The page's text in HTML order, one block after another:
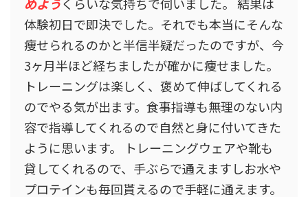
めようくらいな気持ちで伺いました。 結果は
体験初日で即決でした。それでも本当にそんな
痩せられるのかと半信半疑だったのですが、今
3ヶ月半ほど経ちましたが確かに痩せました。
トレーニングは楽しく、褒めて伸ばしてくれる
のでやる気が出ます。食事指導も無理のない内
容で指導してくれるので自然と身に付いてきた
ように思います。 トレーニングウェアや靴も
貸してくれるので、手ぶらで通えますしお水や
プロテインも毎回貰えるので手軽に通えます。